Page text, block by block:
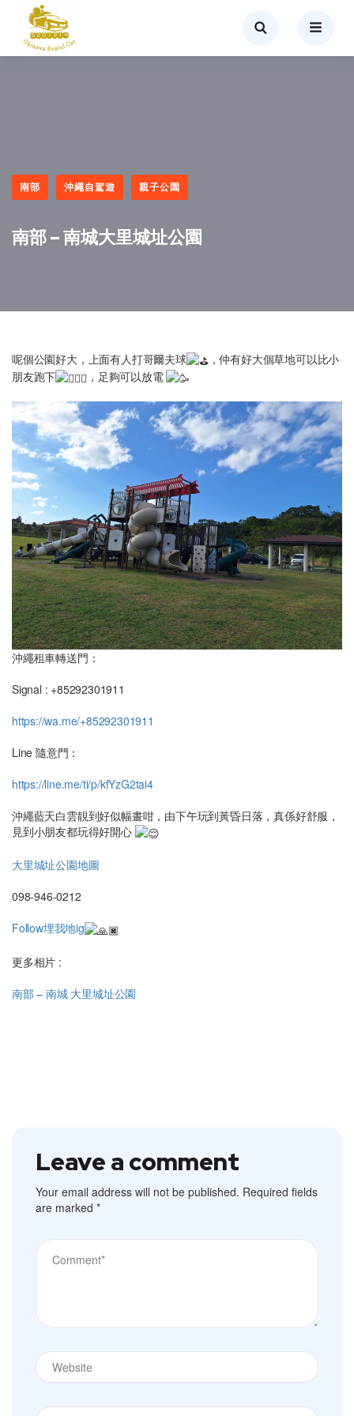
南部 沖繩自駕遊 親子公園
南部 – 南城大里城址公園
呢個公園好大，上面有人打哥爾夫球
，仲有好大個草地可以比小
朋友跑下
，足夠可以放電
沖繩租車轉送門：
Signal : +85292301911
https://wa.me/+85292301911
Line 隨意門：
https://line.me/ti/p/kfYzG2tai4
沖繩藍天白雲靚到好似幅畫咁，由下午玩到黃昏日落，真係好舒服，
見到小朋友都玩得好開心
大里城址公園地圖
098-946-0212
Follow埋我地ig
更多相片 :
南部 – 南城 大里城址公園
Leave a comment
Your email address will not be published. Required fields
are marked *